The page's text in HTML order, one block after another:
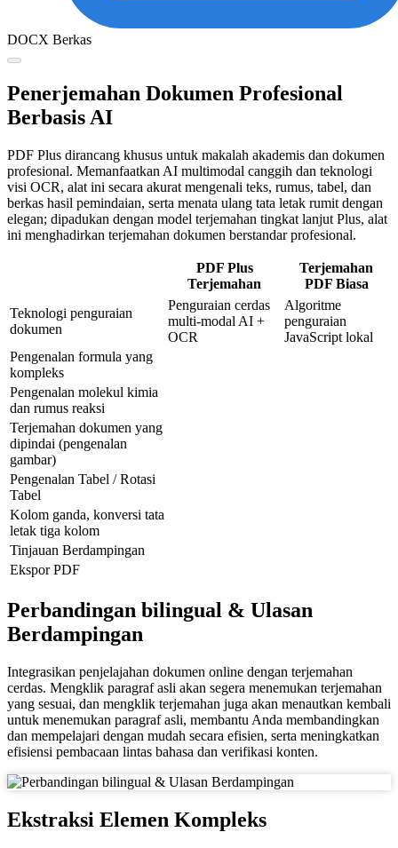
DOCX Berkas
Penerjemahan Dokumen Profesional
Berbasis AI
PDF Plus dirancang khusus untuk makalah akademis dan dokumen
profesional. Memanfaatkan AI multimodal canggih dan teknologi
visi OCR, alat ini secara akurat mengenali teks, rumus, tabel, dan
berkas hasil pemindaian, serta menata ulang tata letak rumit dengan
elegan; dipadukan dengan model terjemahan tingkat lanjut Plus, alat
ini menghadirkan terjemahan dokumen berstandar profesional.
PDF Plus
Terjemahan
Terjemahan
PDF Biasa
Teknologi penguraian
dokumen
Penguraian cerdas
multi-modal AI +
OCR
Algoritme
penguraian
JavaScript lokal
Pengenalan formula yang
kompleks
Pengenalan molekul kimia
dan rumus reaksi
Terjemahan dokumen yang
dipindai (pengenalan
gambar)
Pengenalan Tabel / Rotasi
Tabel
Kolom ganda, konversi tata
letak tiga kolom
Tinjauan Berdampingan
Ekspor PDF
Perbandingan bilingual & Ulasan
Berdampingan
Integrasikan penjelajahan dokumen online dengan terjemahan
cerdas. Mengklik paragraf asli akan segera menemukan terjemahan
yang sesuai, dan mengklik terjemahan juga akan menautkan kembali
untuk menemukan paragraf asli, membantu Anda membandingkan
dan mempelajari dengan mudah secara efisien, serta meningkatkan
efisiensi pembacaan lintas bahasa dan verifikasi konten.
Ekstraksi Elemen Kompleks